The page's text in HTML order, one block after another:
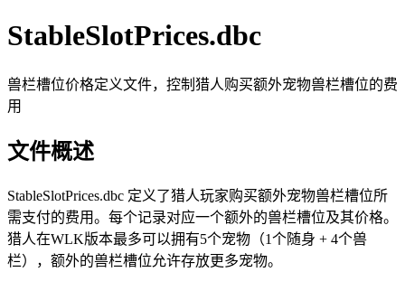
StableSlotPrices.dbc
兽栏槽位价格定义文件，控制猎人购买额外宠物兽栏槽位的费
用
文件概述
StableSlotPrices.dbc 定义了猎人玩家购买额外宠物兽栏槽位所
需支付的费用。每个记录对应一个额外的兽栏槽位及其价格。
猎人在WLK版本最多可以拥有5个宠物（1个随身 + 4个兽
栏），额外的兽栏槽位允许存放更多宠物。